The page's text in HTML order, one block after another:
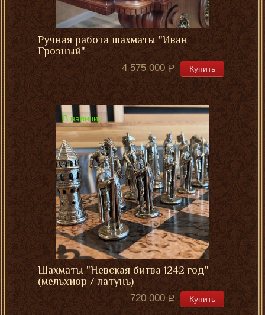
Ручная работа шахматы "Иван
Грозный"
4 575 000 Купить
В наличии
Шахматы "Невская битва 1242 год"
(мельхиор / латунь)
720 000 Купить